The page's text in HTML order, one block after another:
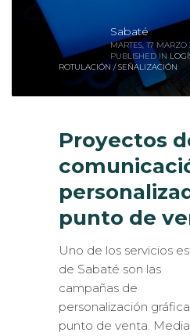
Sabaté
MARTES, 17 MARZO
PUBLISHED IN
ROTULACIÓN / SEÑALIZACIÓN
Proyectos
punto de
Uno de los servicios
de Sabaté son las
campañas de
personalización
punto de venta.